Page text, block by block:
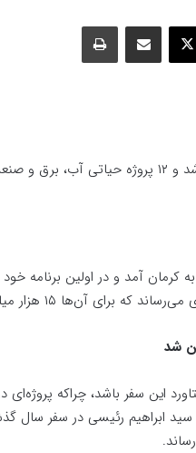
ایکس اشتراک گذاری با ایمیل چاپ
آیت الله رئیسی در اولین برنامه خود وارد شهرستان بم
کرمان آمد و در اولین برنامه
این سفر باشد، چراکه
سید ابراهیم رئیسی در سفر سال